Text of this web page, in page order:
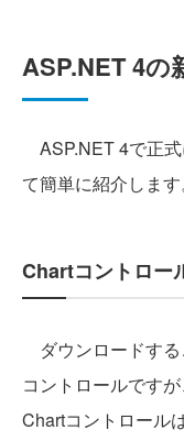
ASP.NET 4の
ASP.NET 4で正
て簡単に紹介します
Chartコントロー
ダウンロードす
コントロールです
Chartコントロール